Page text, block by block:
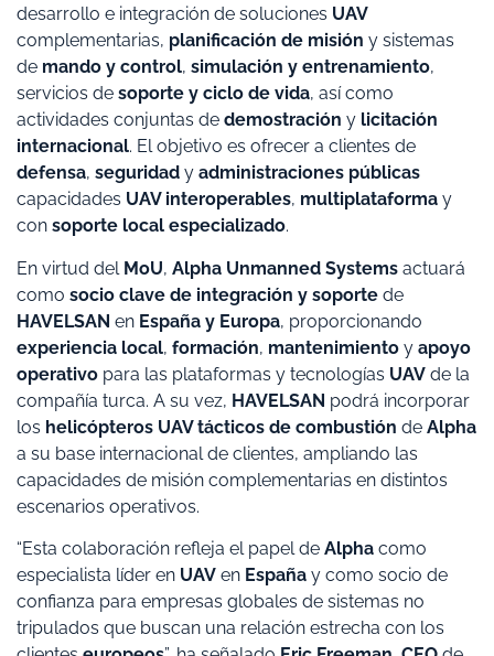
desarrollo e integración de soluciones UAV
complementarias, planificación de misión y sistemas
de mando y control, simulación y entrenamiento,
servicios de soporte y ciclo de vida, así como
actividades conjuntas de demostración y licitación
internacional. El objetivo es ofrecer a clientes de
defensa, seguridad y administraciones públicas
capacidades UAV interoperables, multiplataforma y
con soporte local especializado.
En virtud del MoU, Alpha Unmanned Systems actuará
como socio clave de integración y soporte de
HAVELSAN en España y Europa, proporcionando
experiencia local, formación, mantenimiento y apoyo
operativo para las plataformas y tecnologías UAV de la
compañía turca. A su vez, HAVELSAN podrá incorporar
los helicópteros UAV tácticos de combustión de Alpha
a su base internacional de clientes, ampliando las
capacidades de misión complementarias en distintos
escenarios operativos.
“Esta colaboración refleja el papel de Alpha como
especialista líder en UAV en España y como socio de
confianza para empresas globales de sistemas no
tripulados que buscan una relación estrecha con los